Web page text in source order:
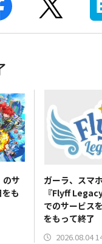
のサ
も
ガーラ、スマ
『Flyff
でのサービス
をもって終了
2026.08.04